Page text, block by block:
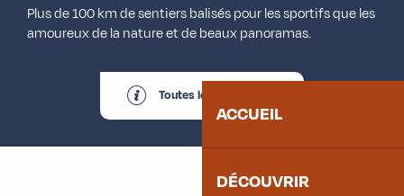
ACCUEIL
DÉCOUVRIR
Plus de 100 km de sentiers balisés pour les sportifs que les
amoureux de la nature et de beaux panoramas.
Toutes les randonnées